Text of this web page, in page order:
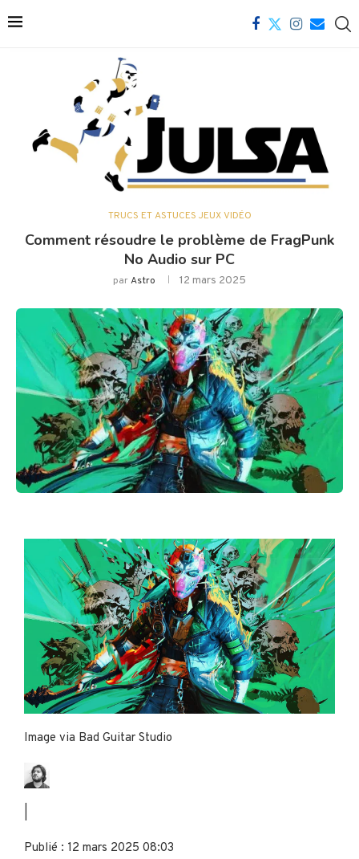
TRUCS ET ASTUCES JEUX VIDÉO
Comment résoudre le problème de FragPunk
No Audio sur PC
parAstro 12 mars 2025
Image via Bad Guitar Studio
Publié : 12 mars 2025 08:03